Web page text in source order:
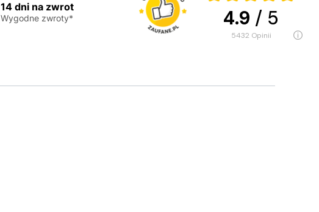
14 dni na zwrot
Wygodne zwroty* 4.9 / 5
5432 opinii